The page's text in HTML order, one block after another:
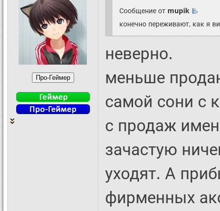
Сообщение от mupik
конечно переживают, как я
неверно.
меньше
самой сони с
с продаж
зачастую
уходят. А
фирменных